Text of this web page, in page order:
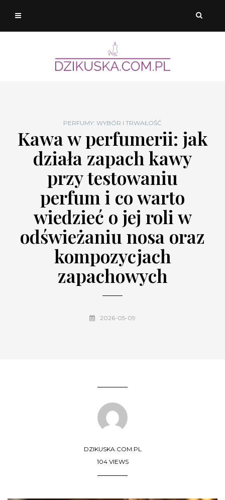
PERFUMY: WYBÓR I TRWAŁOŚĆ
Kawa w perfumerii: jak
działa zapach kawy
przy testowaniu
perfum i co warto
wiedzieć o jej roli w
odświeżaniu nosa oraz
kompozycjach
zapachowych
2026-05-09
DZIKUSKA.COM.PL
104 VIEWS